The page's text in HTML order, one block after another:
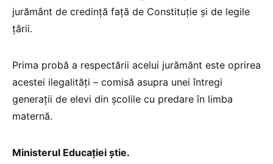
jurământ de credință față de Constituție și de legile
țării.
Prima probă a respectării acelui jurământ este oprirea
acestei ilegalități – comisă asupra unei întregi
generații de elevi din școlile cu predare în limba
maternă.
Ministerul Educației știe.